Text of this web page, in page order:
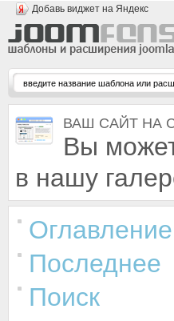
Добавь виджет на Яндекс
ВАШ САЙТ НА
Вы
в нашу
Оглавление
Последнее
Поиск